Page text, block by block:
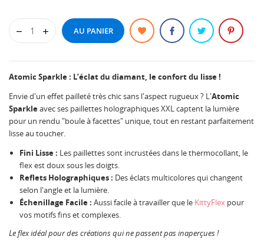
AU PANIER
Atomic Sparkle : L’éclat du diamant, le confort du lisse !
Envie d'un effet pailleté très chic sans l'aspect rugueux ? L'Atomic
Sparkleavec ses paillettes holographiques XXL captent la lumière
pour un rendu "boule à facettes" unique, tout en restant parfaitement
lisse au toucher.
Fini Lisse : Les paillettes sont incrustées dans le thermocollant, le
flex est doux sous les doigts.
Reflets Holographiques : Des éclats multicolores qui changent
selon l'angle et la lumière.
Échenillage Facile : Aussi facile à travailler que le KittyFlex pour
vos motifs fins et complexes.
Le flex idéal pour des créations qui ne passent pas inaperçues !